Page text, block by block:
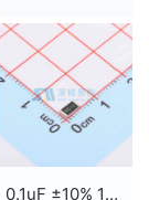
0.1uF ±10% 100V X7R 0805